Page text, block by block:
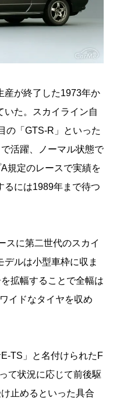
産が終了した1973年か
いた。スカイライン自
の「GTS-R」といった
活躍、ノーマル状態で
規定のレースで実績を
るには1989年まで待つ
スに第二世代のスカイ
デルは小型車枠に収ま
拡幅することで全幅は
イドなタイヤを収め
TS」と名付けられたF
て状況に応じて前後駆
止めるといった具合